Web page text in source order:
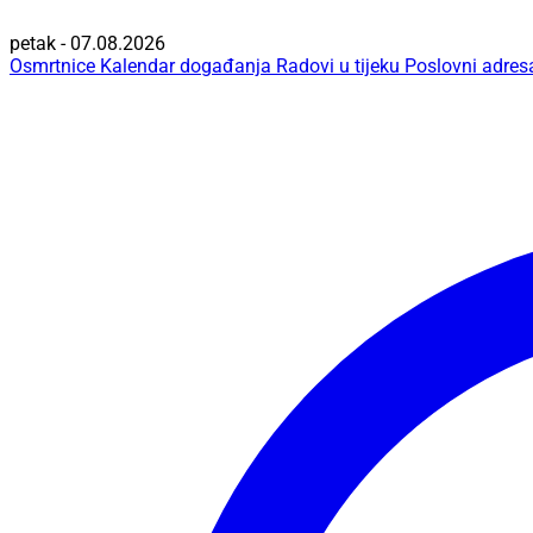
petak - 07.08.2026
Osmrtnice Kalendar događanja Radovi u tijeku Poslovni